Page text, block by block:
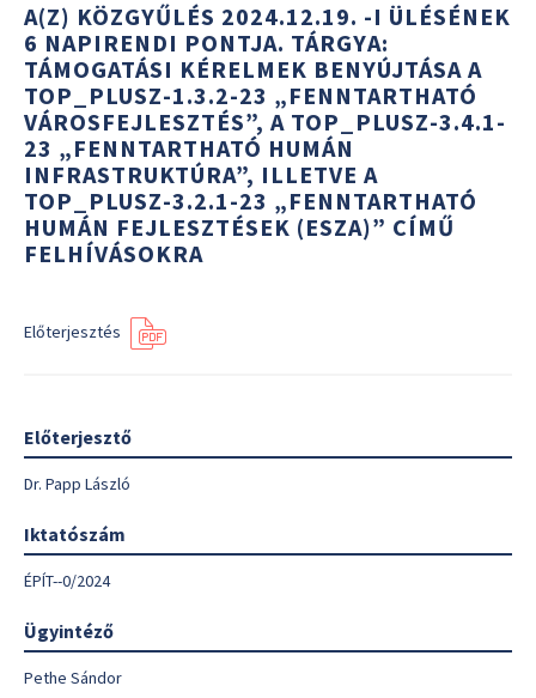
A(Z) KÖZGYŰLÉS 2024.12.19. -I ÜLÉSÉNEK
6 NAPIRENDI PONTJA. TÁRGYA:
TÁMOGATÁSI KÉRELMEK BENYÚJTÁSA A
TOP_PLUSZ-1.3.2-23 „FENNTARTHATÓ
VÁROSFEJLESZTÉS”, A TOP_PLUSZ-3.4.1-
23 „FENNTARTHATÓ HUMÁN
INFRASTRUKTÚRA”, ILLETVE A
TOP_PLUSZ-3.2.1-23 „FENNTARTHATÓ
HUMÁN FEJLESZTÉSEK (ESZA)” CÍMŰ
FELHÍVÁSOKRA
Előterjesztés
Előterjesztő
Dr. Papp László
Iktatószám
ÉPÍT--0/2024
Ügyintéző
Pethe Sándor